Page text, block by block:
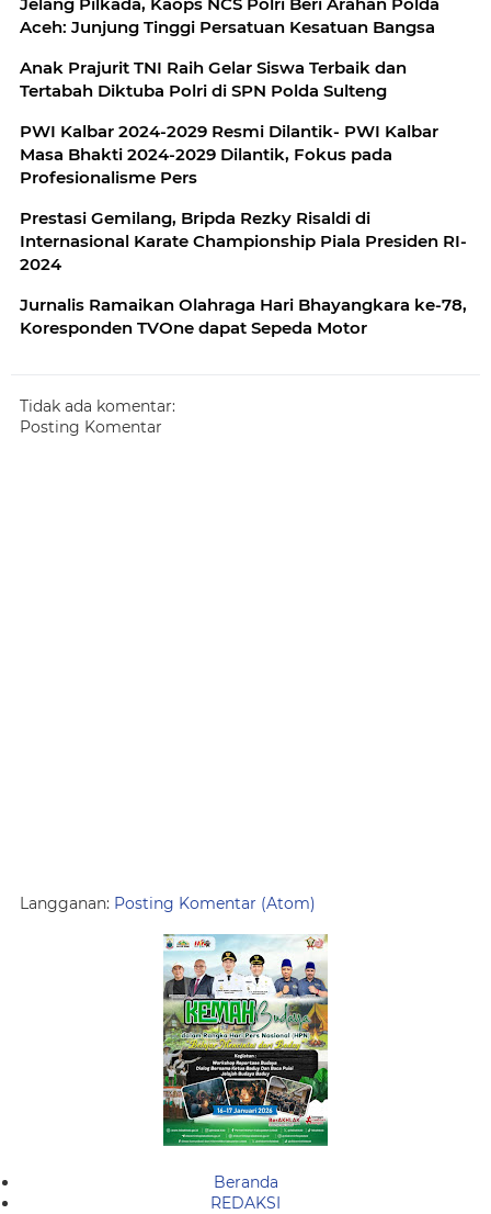
Aceh: Junjung Tinggi Persatuan Kesatuan Bangsa
Anak Prajurit TNI Raih Gelar Siswa Terbaik dan
Tertabah Diktuba Polri di SPN Polda Sulteng
PWI Kalbar 2024-2029 Resmi Dilantik- PWI Kalbar
Masa Bhakti 2024-2029 Dilantik, Fokus pada
Profesionalisme Pers
Prestasi Gemilang, Bripda Rezky Risaldi di
Internasional Karate Championship Piala Presiden RI-
2024
Jurnalis Ramaikan Olahraga Hari Bhayangkara ke-78,
Koresponden TVOne dapat Sepeda Motor
Tidak ada komentar:
Posting Komentar
Langganan: Posting Komentar (Atom)
Beranda
REDAKSI